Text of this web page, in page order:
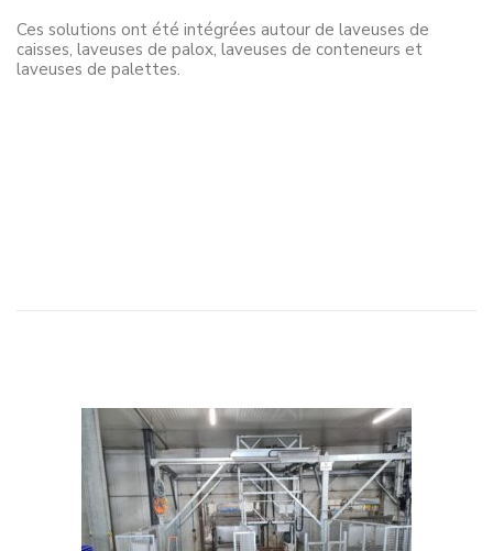
Ces solutions ont été intégrées autour de laveuses de
caisses, laveuses de palox, laveuses de conteneurs et
laveuses de palettes.